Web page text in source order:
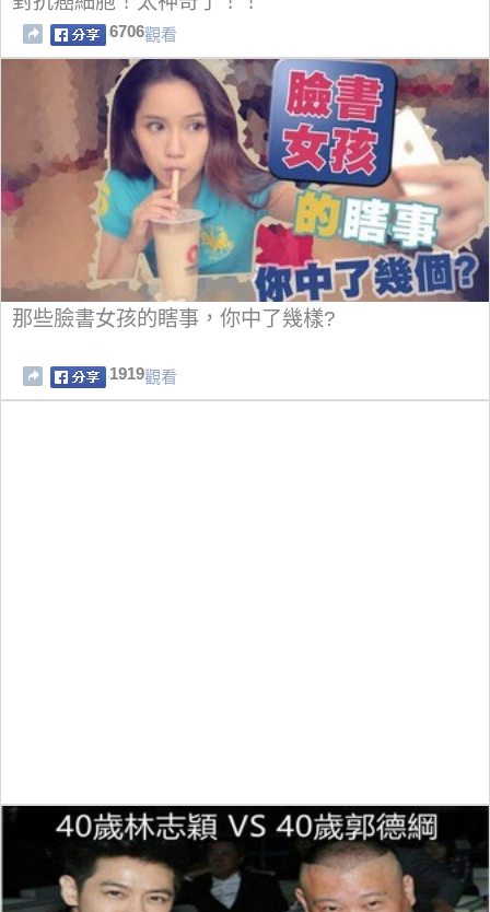
6706觀看
那些臉書女孩的瞎事，你中了幾樣?
1919觀看